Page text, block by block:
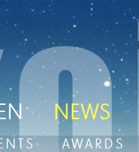
NEWS
AWARDS